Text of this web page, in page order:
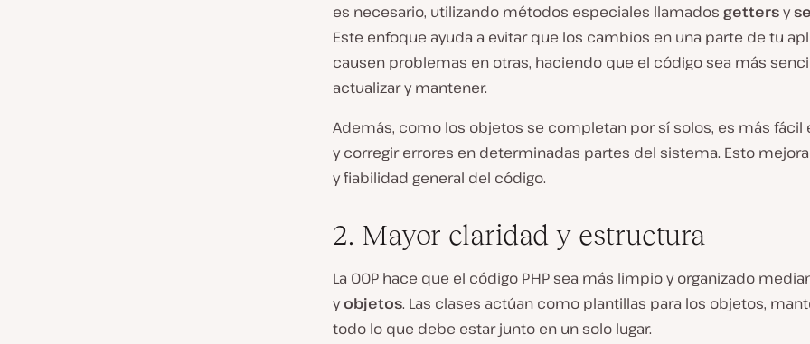
es necesario, utilizando métodos especiales llamados gettersy
Este enfoque ayuda a evitar que los cambios en una parte de tu
causen problemas en otras, haciendo que el código sea más
actualizar y mantener.
Además, como los objetos se completan por sí solos, es más fácil
y corregir errores en determinadas partes del sistema. Esto
y fiabilidad general del código.
2. Mayor claridad y estructura
La OOP hace que el código PHP sea más limpio y organizado
yobjetos. Las clases actúan como plantillas para los objetos,
todo lo que debe estar junto en un solo lugar.